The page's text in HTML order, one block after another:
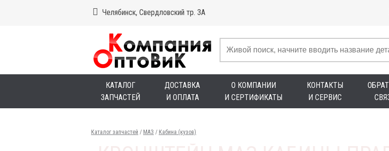
Челябинск, Свердловский тр. 3А
КАТАЛОГ
ЗАПЧАСТЕЙ
ДОСТАВКА
И ОПЛАТА
О КОМПАНИИ
И СЕРТИФИКАТЫ
КОНТАКТЫ
И СЕРВИС
Каталог запчастей / МАЗ / Кабина (кузов)